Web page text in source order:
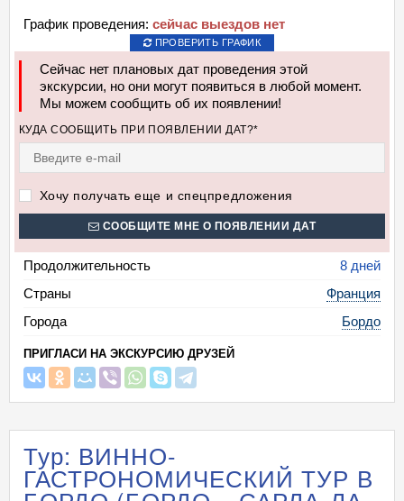
График проведения: сейчас выездов нет
ПРОВЕРИТЬ ГРАФИК
Сейчас нет плановых дат проведения этой
экскурсии, но они могут появиться в любой момент.
Мы можем сообщить об их появлении!
КУДА СООБЩИТЬ ПРИ ПОЯВЛЕНИИ ДАТ?*
Хочу получать еще и спецпредложения
СООБЩИТЕ МНЕ О ПОЯВЛЕНИИ ДАТ
Продолжительность
8 дней
Страны
Франция
Города
Бордо
ПРИГЛАСИ НА ЭКСКУРСИЮ ДРУЗЕЙ
Тур: ВИННО-
ГАСТРОНОМИЧЕСКИЙ ТУР В